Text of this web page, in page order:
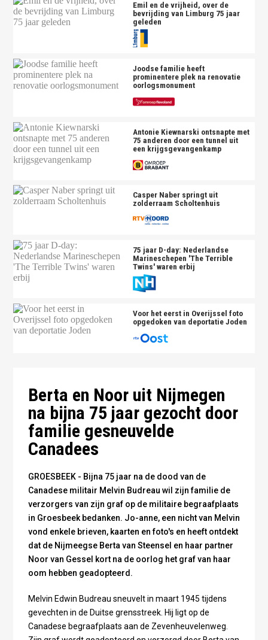
Emil en de vrijheid, over de
bevrijding van Limburg 75 jaar
geleden
Joodse familie heeft
prominentere plek na renovatie
oorlogsmonument
Antonie Kiewnarski ontsnapte met
75 anderen door een tunnel uit
een krijgsgevangenkamp
Casper Naber springt uit
zolderraam Scholtenhuis
75 jaar D-day: Nederlandse
Marineschepen 'The Terrible
Twins' waren erbij
Voor het eerst in Overijssel foto
opgedoken van deportatie Joden
Noor van Gessel (li) en Berta van Steensel bij het graf van Melvin -
Noor van Gessel (li) en Berta van Steensel bij het graf van Melvin -
Berta en Noor uit Nijmegen
na bijna 75 jaar gezocht door
familie gesneuvelde
Canadees
GROESBEEK - Bijna 75 jaar na de dood van de
Canadese militair Melvin Budreau wil zijn familie de
verzorgers van zijn graf op de militaire begraafplaats
in Groesbeek bedanken. Jo-anne, een nicht van Melvin
vond enkele brieven, kaarten en foto's en heeft ontdekt
dat de Nijmeegse Berta van Steensel en haar partner
Noor van Gessel kort na de oorlog het graf van haar
oom hebben geadopteerd.
Melvin Edwin Budreau sneuvelt in maart 1945 tijdens
gevechten in de Duitse grensstreek. Hij ligt op de
Canadese begraafplaats aan de Zevenheuvelenweg.